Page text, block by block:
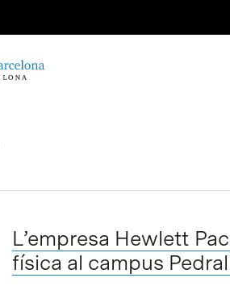
L’empresa Hewlett
física al campus